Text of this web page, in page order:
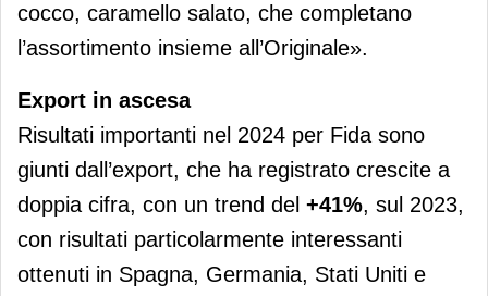
cocco, caramello salato, che completano
l’assortimento insieme all’Originale».
Export in ascesa
Risultati importanti nel 2024 per Fida sono
giunti dall’export, che ha registrato crescite a
doppia cifra, con un trend del +41%, sul 2023,
con risultati particolarmente interessanti
ottenuti in Spagna, Germania, Stati Uniti e